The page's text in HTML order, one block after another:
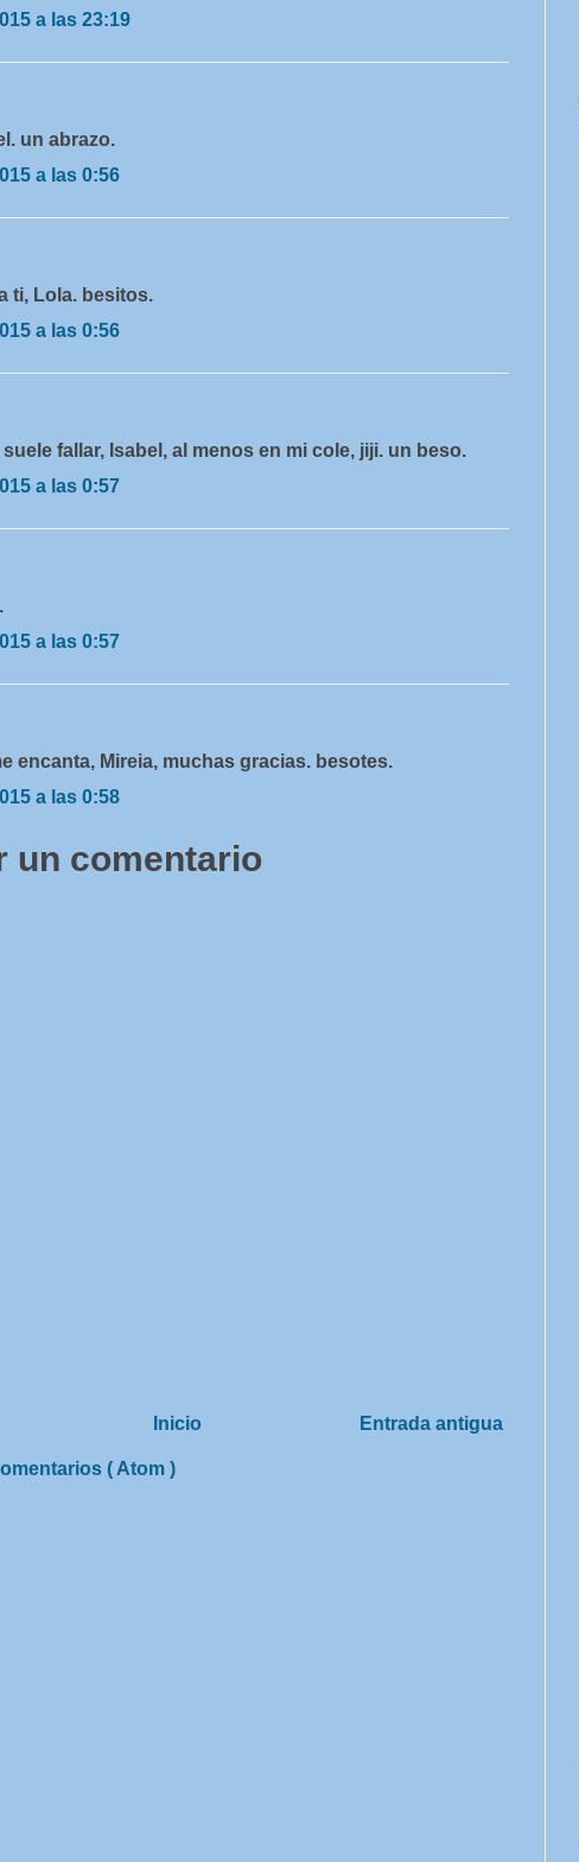
a las 23:19
un abrazo.
a las 0:56
ti, Lola. besitos.
a las 0:56
fallar, Isabel, al menos en mi cole, jiji. un beso.
a las 0:57
a las 0:57
encanta, Mireia, muchas gracias. besotes.
a las 0:58
un comentario
Entrada antigua
Inicio
( Atom )